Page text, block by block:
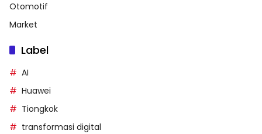
Otomotif
Market
Label
AI
Huawei
Tiongkok
transformasi digital